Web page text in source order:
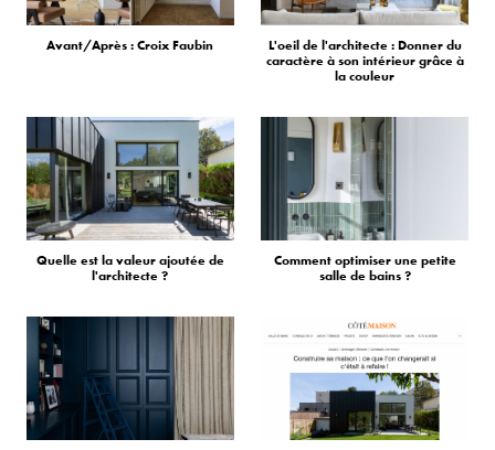
Avant/Après : Croix Faubin
L'oeil de l'architecte : Donner du
caractère à son intérieur grâce à
la couleur
Quelle est la valeur ajoutée de
l'architecte ?
Comment optimiser une petite
salle de bains ?